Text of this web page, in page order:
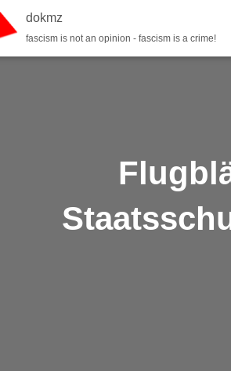
dokmz
fascism is not an opinion - fascism is a crime!